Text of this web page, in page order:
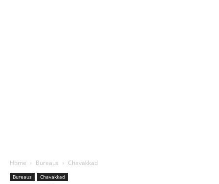
Home Bureaus Chavakkad
Bureaus Chavakkad